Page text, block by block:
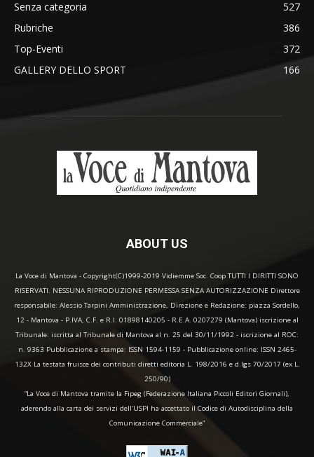
Senza categoria
527
Rubriche
386
Top-Eventi
372
GALLERY DELLO SPORT
166
ABOUT US
La Voce di Mantova - Copyright(C)1999-2019 Vidiemme Soc. Coop TUTTI I DIRITTI SONO
RISERVATI. NESSUNA RIPRODUZIONE PERMESSA SENZA AUTORIZZAZIONE Direttore
responsabile: Alessio Tarpini Amministrazione, Direzione e Redazione: piazza Sordello,
12 - Mantova - P.IVA, C.F. e R.I. 01898140205 - R.E.A. 0207279 (Mantova) iscrizione al
Tribunale: iscritta al Tribunale di Mantova al n. 25 del 30/11/1992 - iscrizione al ROC:
n. 9363 Pubblicazione a stampa: ISSN 1594-1159 - Pubblicazione online: ISSN 2465-
132X La testata fruisce dei contributi diretti editoria L. 198/2016 e d.lgs 70/2017 (ex L.
250/90)
“La Voce di Mantova tramite la Fipeg (Federazione Italiana Piccoli Editori Giornali),
aderendo alla carta dei servizi dell'USPI ha accettato il Codice di Autodisciplina della
Comunicazione Commerciale"